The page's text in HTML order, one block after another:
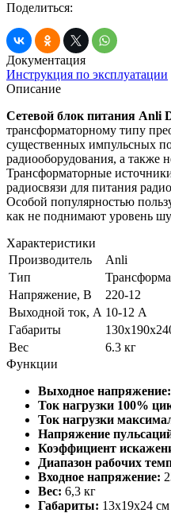
Поделиться:
Документация
Инструкция по эксплуатации
Описание
Сетевой блок питания Anli
трансформаторному типу
существенных импульсных
радиооборудования, а также
Трансформаторные
радиосвязи для питания
Особой популярностью
как не поднимают уровень
Характеристики
Производитель
Anli
Тип
Напряжение, В
220-12
Выходной ток, А 10-12 А
Габариты
Вес
6.3 кг
Функции
Выходное напряжение:
Ток нагрузки 100%
Ток нагрузки
Напряжение
Коэффициент
Диапазон рабочих
Входное напряжение:
Вес: 6,3 кг
Габариты: 13x19x24 см